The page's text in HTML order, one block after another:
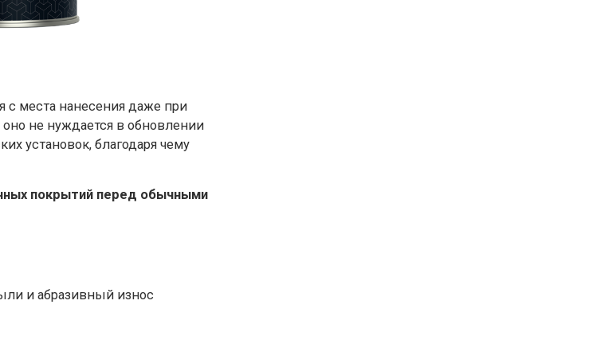
с места нанесения даже при
не нуждается в обновлении
установок, благодаря чему
покрытий перед обычными
и абразивный износ